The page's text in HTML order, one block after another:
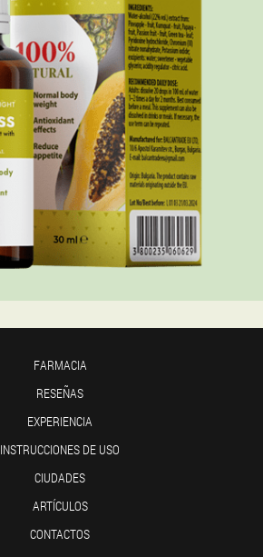
FARMACIA
RESEÑAS
EXPERIENCIA
INSTRUCCIONES DE USO
CIUDADES
ARTÍCULOS
CONTACTOS